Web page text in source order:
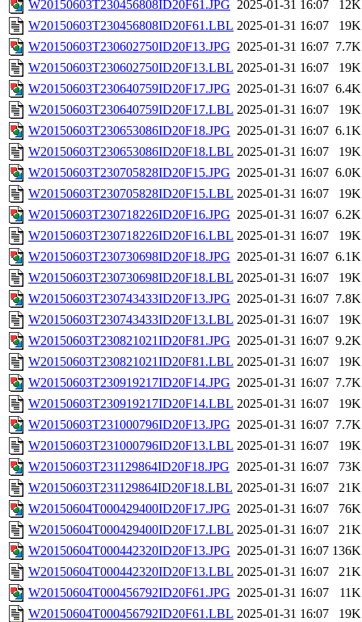
W20150603T230456808ID20F61.JPG 2025-01-31 16:07
12K
W20150603T230456808ID20F61.LBL 2025-01-31 16:07
19K
W20150603T230602750ID20F13.JPG 2025-01-31 16:07 7.7K
W20150603T230602750ID20F13.LBL 2025-01-31 16:07
19K
W20150603T230640759ID20F17.JPG 2025-01-31 16:07 6.4K
W20150603T230640759ID20F17.LBL 2025-01-31 16:07
19K
W20150603T230653086ID20F18.JPG 2025-01-31 16:07 6.1K
W20150603T230653086ID20F18.LBL 2025-01-31 16:07
19K
W20150603T230705828ID20F15.JPG 2025-01-31 16:07 6.0K
W20150603T230705828ID20F15.LBL 2025-01-31 16:07
19K
W20150603T230718226ID20F16.JPG 2025-01-31 16:07 6.2K
W20150603T230718226ID20F16.LBL 2025-01-31 16:07
19K
W20150603T230730698ID20F18.JPG 2025-01-31 16:07 6.1K
W20150603T230730698ID20F18.LBL 2025-01-31 16:07
19K
W20150603T230743433ID20F13.JPG 2025-01-31 16:07 7.8K
W20150603T230743433ID20F13.LBL 2025-01-31 16:07
19K
W20150603T230821021ID20F81.JPG 2025-01-31 16:07 9.2K
W20150603T230821021ID20F81.LBL 2025-01-31 16:07
19K
W20150603T230919217ID20F14.JPG 2025-01-31 16:07 7.7K
W20150603T230919217ID20F14.LBL 2025-01-31 16:07
19K
W20150603T231000796ID20F13.JPG 2025-01-31 16:07 7.7K
W20150603T231000796ID20F13.LBL 2025-01-31 16:07
19K
W20150603T231129864ID20F18.JPG 2025-01-31 16:07
73K
W20150603T231129864ID20F18.LBL 2025-01-31 16:07
21K
W20150604T000429400ID20F17.JPG 2025-01-31 16:07
76K
W20150604T000429400ID20F17.LBL 2025-01-31 16:07
21K
W20150604T000442320ID20F13.JPG 2025-01-31 16:07 136K
W20150604T000442320ID20F13.LBL 2025-01-31 16:07
21K
W20150604T000456792ID20F61.JPG 2025-01-31 16:07
11K
W20150604T000456792ID20F61.LBL 2025-01-31 16:07
19K